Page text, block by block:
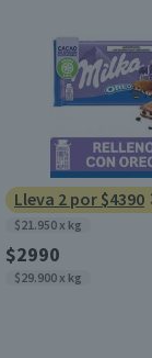
Lleva 2 por $4390
$21.950 x kg
$2990
$29.900 x kg